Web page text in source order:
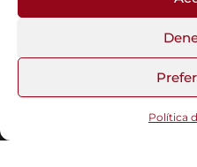
Política
Fotos
Funciona gracias a